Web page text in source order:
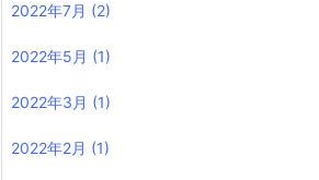
2022年7月 (2)
2022年5月 (1)
2022年3月 (1)
2022年2月 (1)